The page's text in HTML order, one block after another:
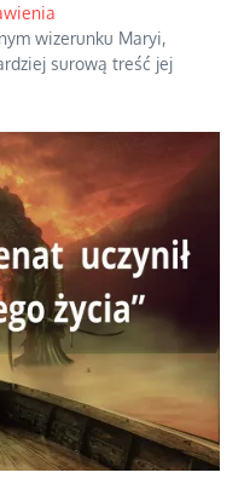
wizerunku Maryi,
surową treść jej